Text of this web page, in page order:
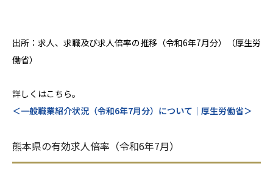
出所：求人、求職及び求人倍率の推移（令和6年7月分）（厚生労
働省）
詳しくはこちら。
＜一般職業紹介状況（令和6年7月分）について｜厚生労働省＞
熊本県の有効求人倍率（令和6年7月）